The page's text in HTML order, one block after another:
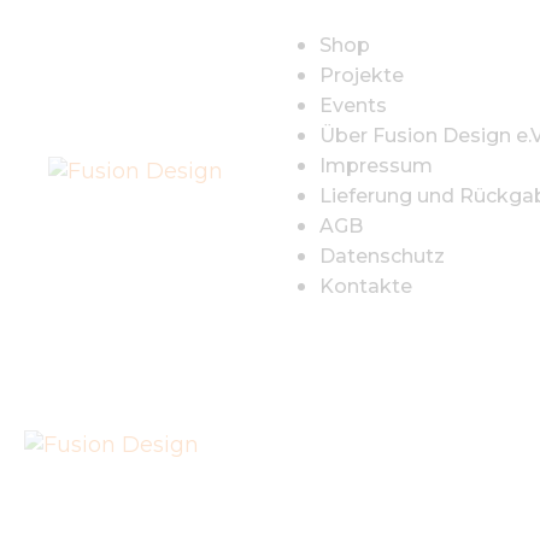
Shop
Projekte
Events
Über Fusion Design
Impressum
Lieferung und
AGB
Datenschutz
Kontakte